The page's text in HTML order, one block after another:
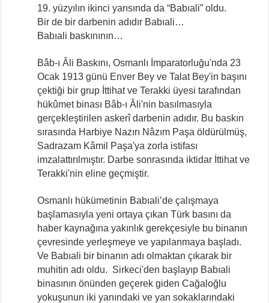
19. yüzyılın ikinci yarısında da “Babıali” oldu.
Bir de bir darbenin adıdır Babıali…
Babıali baskınının…
Bâb-ı Âli Baskını, Osmanlı İmparatorluğu'nda 23
Ocak 1913 günü Enver Bey ve Talat Bey'in başını
çektiği bir grup İttihat ve Terakki üyesi tarafından
hükûmet binası Bâb-ı Âli'nin basılmasıyla
gerçekleştirilen askerî darbenin adıdır. Bu baskın
sırasında Harbiye Nazırı Nâzım Paşa öldürülmüş,
Sadrazam Kâmil Paşa'ya zorla istifası
imzalattırılmıştır. Darbe sonrasında iktidar İttihat ve
Terakki'nin eline geçmiştir.
Osmanlı hükümetinin Babıali’de çalışmaya
başlamasıyla yeni ortaya çıkan Türk basını da
haber kaynağına yakınlık gerekçesiyle bu binanın
çevresinde yerleşmeye ve yapılanmaya başladı.
Ve Babıali bir binanın adı olmaktan çıkarak bir
muhitin adı oldu. Sirkeci'den başlayıp Babıali
binasının önünden geçerek giden Cağaloğlu
yokuşunun iki yanındaki ve yan sokaklarındaki